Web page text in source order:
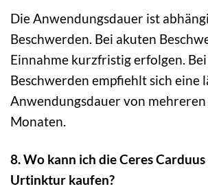
Die Anwendungsdauer ist
Beschwerden. Bei akuten
Einnahme kurzfristig erfolgen.
Beschwerden empfiehlt sich eine
Anwendungsdauer von
Monaten.
8. Wo kann ich die Ceres
Urtinktur kaufen?